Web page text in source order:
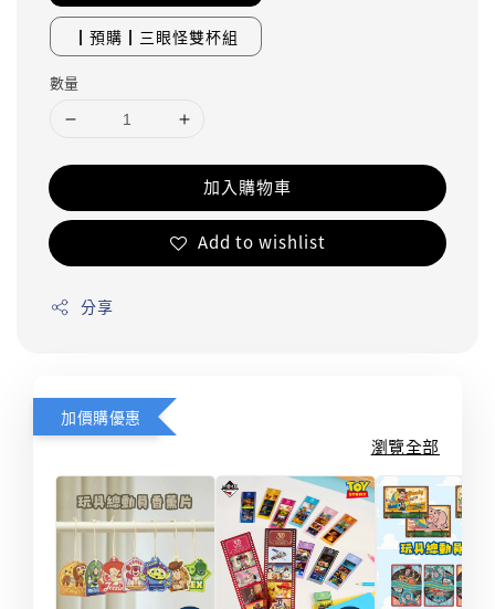
┃預購┃三眼怪雙杯組
數量
加入購物車
Add to wishlist
分享
加價購優惠
瀏覽全部